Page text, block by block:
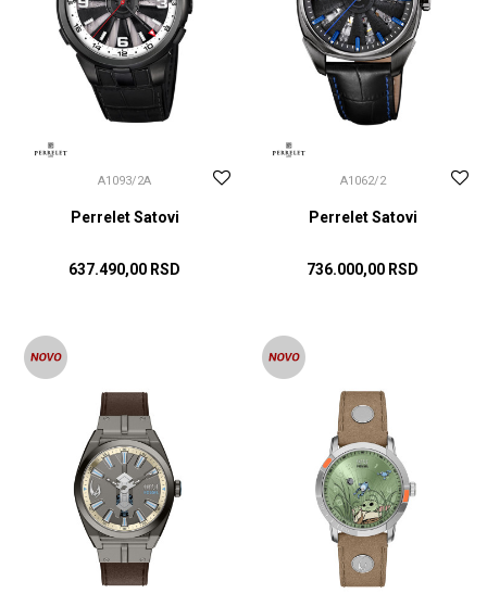
A1093/2A
Perrelet Satovi
637.490,00 RSD
A1062/2
Perrelet Satovi
736.000,00 RSD